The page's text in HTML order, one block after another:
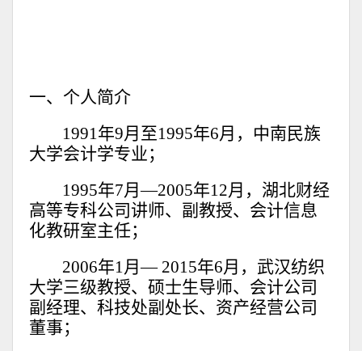
一、个人简介
1991年9月至1995年6月，中南民族
大学会计学专业；
1995年7月—2005年12月，湖北财经
高等专科公司讲师、副教授、会计信息
化教研室主任；
2006年1月— 2015年6月，武汉纺织
大学三级教授、硕士生导师、会计公司
副经理、科技处副处长、资产经营公司
董事；